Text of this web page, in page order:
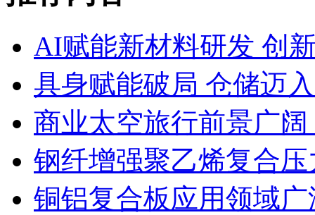
AI赋能新材料研发 创
具身赋能破局 仓储迈
商业太空旅行前景广
钢纤增强聚乙烯复合
铜铝复合板应用领域